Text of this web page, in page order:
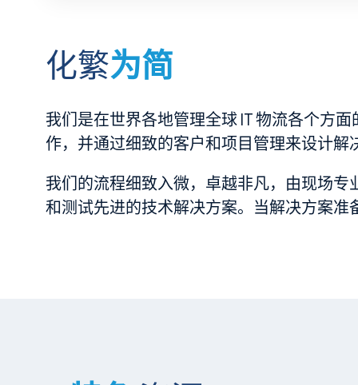
化繁为简
我们是在世界各地管理全球 IT 物流各个方
作，并通过细致的客户和项目管理来设计解
我们的流程细致入微，卓越非凡，由现场
和测试先进的技术解决方案。当解决方案